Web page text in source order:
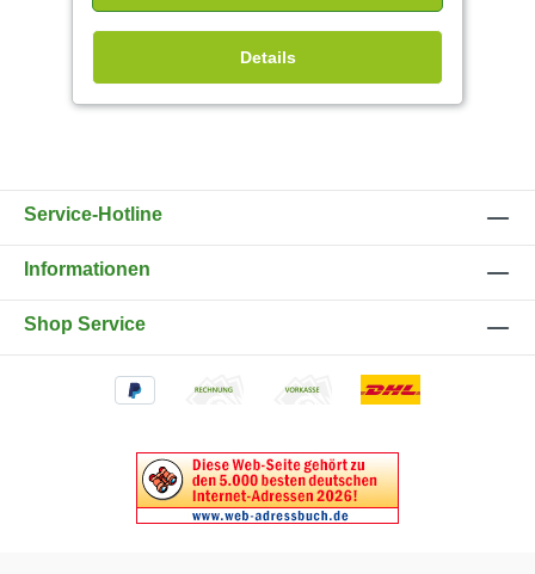
Details
Service-Hotline
Informationen
Shop Service